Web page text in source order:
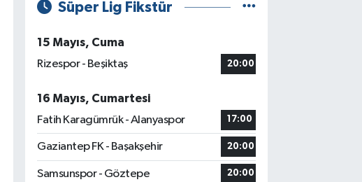
Süper Lig Fikstür
15 Mayıs, Cuma
Rizespor - Beşiktaş
20:00
16 Mayıs, Cumartesi
Fatih Karagümrük - Alanyaspor
17:00
Gaziantep FK - Başakşehir 20:00
Samsunspor - Göztepe 20:00